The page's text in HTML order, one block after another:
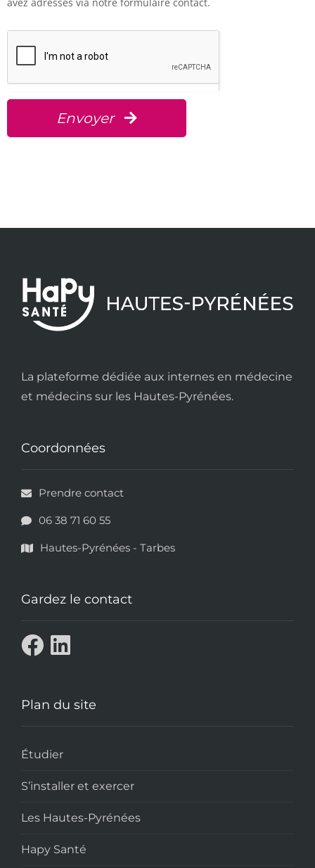
avez adressés via notre formulaire contact.
Envoyer
La plateforme dédiée aux internes en médecine
et médecins sur les Hautes-Pyrénées.
Coordonnées
Prendre contact
06 38 71 60 55
Hautes-Pyrénées - Tarbes
Gardez le contact
Plan du site
Étudier
S’installer et exercer
Les Hautes-Pyrénées
Hapy Santé